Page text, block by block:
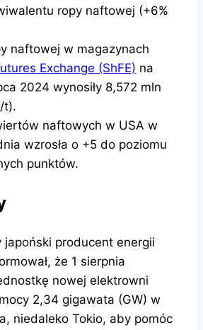
ropy naftowej (+6%
naftowej w magazynach
Exchange (ShFE) na
2024 wynosiły 8,572 mln
t).
naftowych w USA w
wzrosła o +5 do poziomu
punktów.
japoński producent energii
że 1 sierpnia
nowej elektrowni
2,34 gigawata (GW) w
niedaleko Tokio, aby pomóc